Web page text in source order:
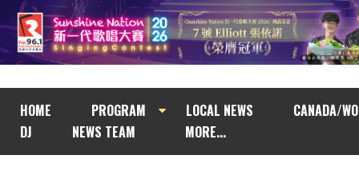
HOME PROGRAM LOCAL NEWS
CANADA/
DJ
NEWS TEAM MORE...